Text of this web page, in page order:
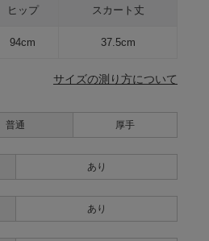
ヒップ スカート丈
94cm 37.5cm
サイズの測り方について
普通 厚手
あり
あり